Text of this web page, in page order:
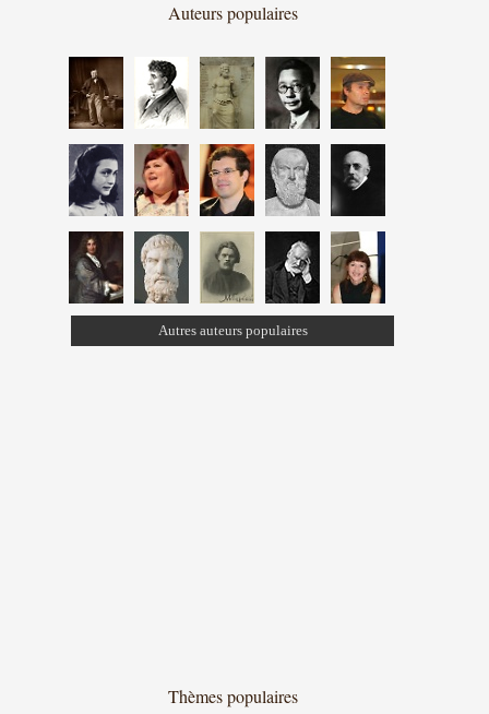
Auteurs populaires
Autres auteurs populaires
Thèmes populaires